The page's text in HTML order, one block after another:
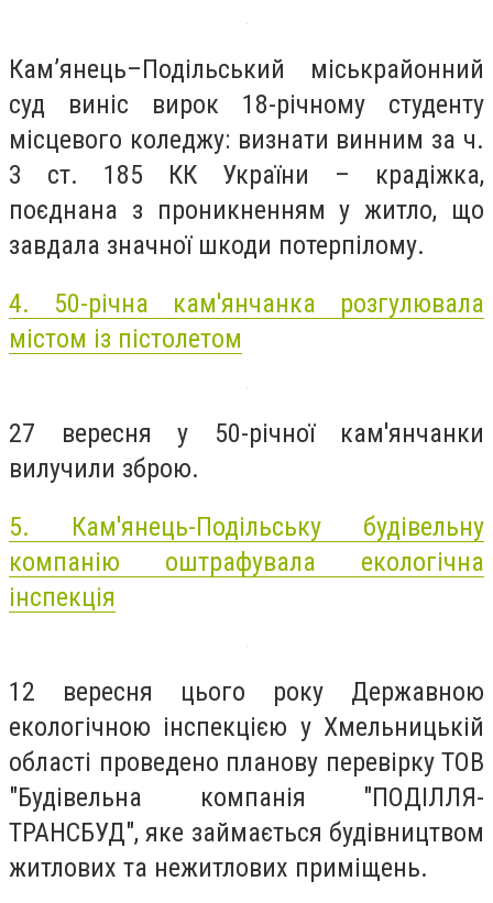
Кам’янець–Подільський міськрайонний
суд виніс вирок 18-річному студенту
місцевого коледжу: визнати винним за ч.
3 ст. 185 КК України – крадіжка,
поєднана з проникненням у житло, що
завдала значної шкоди потерпілому.
4. 50-річна кам'янчанка розгулювала
містом із пістолетом
27 вересня у 50-річної кам'янчанки
вилучили зброю.
5. Кам'янець-Подільську будівельну
компанію оштрафувала екологічна
інспекція
12 вересня цього року Державною
екологічною інспекцією у Хмельницькій
області проведено планову перевірку ТОВ
"Будівельна компанія "ПОДІЛЛЯ-
ТРАНСБУД", яке займається будівництвом
житлових та нежитлових приміщень.